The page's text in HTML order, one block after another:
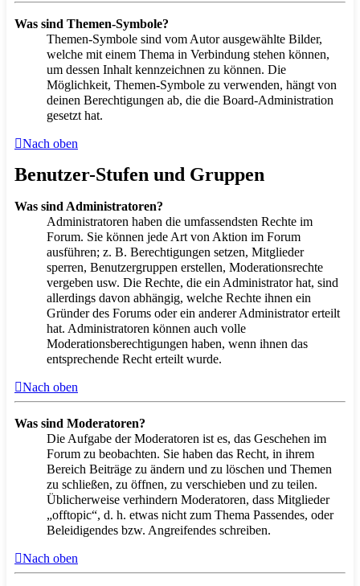
Was sind Themen-Symbole?
Themen-Symbole sind vom Autor ausgewählte Bilder,
welche mit einem Thema in Verbindung stehen können,
um dessen Inhalt kennzeichnen zu können. Die
Möglichkeit, Themen-Symbole zu verwenden, hängt von
deinen Berechtigungen ab, die die Board-Administration
gesetzt hat.
Nach oben
Benutzer-Stufen und Gruppen
Was sind Administratoren?
Administratoren haben die umfassendsten Rechte im
Forum. Sie können jede Art von Aktion im Forum
ausführen; z. B. Berechtigungen setzen, Mitglieder
sperren, Benutzergruppen erstellen, Moderationsrechte
vergeben usw. Die Rechte, die ein Administrator hat, sind
allerdings davon abhängig, welche Rechte ihnen ein
Gründer des Forums oder ein anderer Administrator erteilt
hat. Administratoren können auch volle
Moderationsberechtigungen haben, wenn ihnen das
entsprechende Recht erteilt wurde.
Nach oben
Was sind Moderatoren?
Die Aufgabe der Moderatoren ist es, das Geschehen im
Forum zu beobachten. Sie haben das Recht, in ihrem
Bereich Beiträge zu ändern und zu löschen und Themen
zu schließen, zu öffnen, zu verschieben und zu teilen.
Üblicherweise verhindern Moderatoren, dass Mitglieder
„offtopic“, d. h. etwas nicht zum Thema Passendes, oder
Beleidigendes bzw. Angreifendes schreiben.
Nach oben